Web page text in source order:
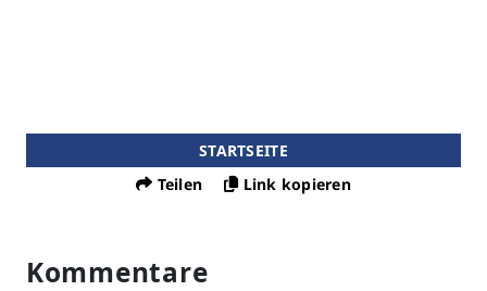
STARTSEITE
Teilen
Link kopieren
Kommentare